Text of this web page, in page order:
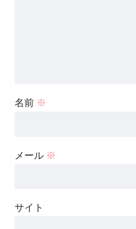
名前 ※
メール ※
サイト